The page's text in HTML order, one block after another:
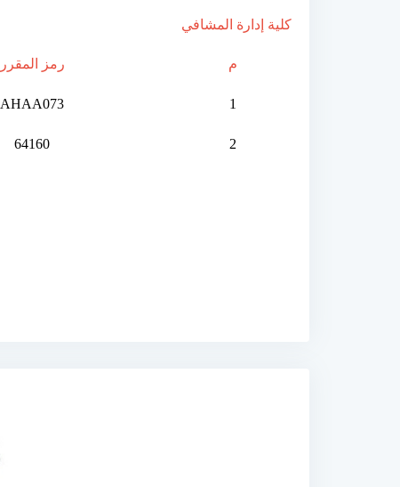
كلية إدارة المشافي
م رمز المقرر
1
AHAA073
2
64160